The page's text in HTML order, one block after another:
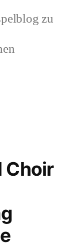
zu
Choir